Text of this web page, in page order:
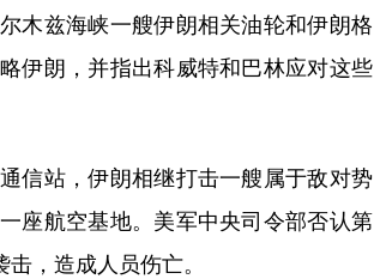
兹海峡一艘伊朗相关油轮和伊朗格
伊朗，并指出科威特和巴林应对这些
站，伊朗相继打击一艘属于敌对势
座航空基地。美军中央司令部否认第
，造成人员伤亡。